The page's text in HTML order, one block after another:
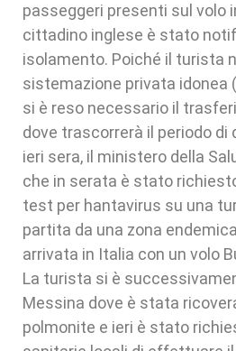
passeggeri presenti sul volo
cittadino inglese è stato
isolamento. Poiché il turista
sistemazione privata idonea
si è reso necessario il
dove trascorrerà il periodo di
ieri sera, il ministero della
che in serata è stato
test per hantavirus su una
partita da una zona
arrivata in Italia con un volo
La turista si è
Messina dove è stata
polmonite e ieri è stato